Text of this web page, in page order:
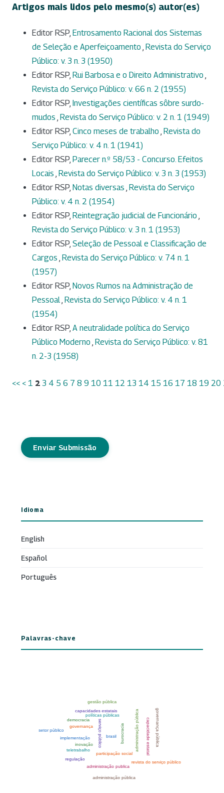
Artigos mais lidos pelo mesmo(s) autor(es)
Editor RSP, Entrosamento Racional dos Sistemas
de Seleção e Aperfeiçoamento , Revista do Serviço
Público: v. 3 n. 3 (1950)
Editor RSP, Rui Barbosa e o Direito Administrativo ,
Revista do Serviço Público: v. 66 n. 2 (1955)
Editor RSP, Investigações científicas sôbre surdo-
mudos , Revista do Serviço Público: v. 2 n. 1 (1949)
Editor RSP, Cinco meses de trabalho , Revista do
Serviço Público: v. 4 n. 1 (1941)
Editor RSP, Parecer n.º 58/53 - Concurso. Efeitos
Locais , Revista do Serviço Público: v. 3 n. 3 (1953)
Editor RSP, Notas diversas , Revista do Serviço
Público: v. 4 n. 2 (1954)
Editor RSP, Reintegração judicial de Funcionário ,
Revista do Serviço Público: v. 3 n. 1 (1953)
Editor RSP, Seleção de Pessoal e Classificação de
Cargos , Revista do Serviço Público: v. 74 n. 1
(1957)
Editor RSP, Novos Rumos na Administração de
Pessoal, Revista do Serviço Público: v. 4 n. 1
(1954)
Editor RSP, A neutralidade política do Serviço
Público Moderno , Revista do Serviço Público: v. 81
n. 2-3 (1958)
<< < 1 2 3 4 5 6 7 8 9 10 11 12 13 14 15 16 17 18 19 20
Enviar Submissão
Idioma
English
Español
Português
Palavras-chave